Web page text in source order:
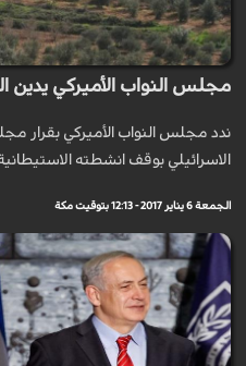
مجلس النواب الأميركي يدين
ندد مجلس النواب الأميركي بقرار
الاسرائيلي بوقف انشطته
الجمعة 6 يناير 2017 - 12:13 بتوقيت مكة